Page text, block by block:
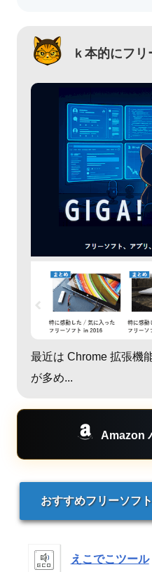
ｋ本的にフ
最近は Chrome 拡張機
が多め...
Amazon
おすすめフリーソフト
えこでこツール